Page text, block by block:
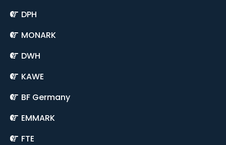
DPH
MONARK
DWH
KAWE
BF Germany
EMMARK
FTE